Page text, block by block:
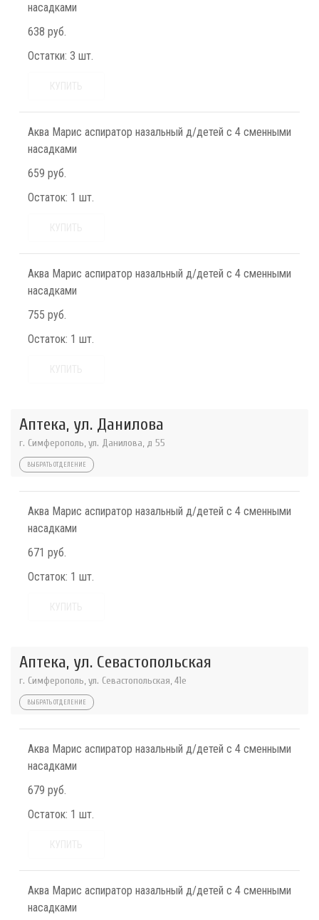
насадками
638 руб.
Остатки: 3 шт.
Аква Марис аспиратор назальный д/детей с 4 сменными
насадками
659 руб.
Остаток: 1 шт.
Аква Марис аспиратор назальный д/детей с 4 сменными
насадками
755 руб.
Остаток: 1 шт.
Аптека, ул. Данилова
г. Симферополь, ул. Данилова, д 55
ВЫБРАТЬ ОТДЕЛЕНИЕ
Аква Марис аспиратор назальный д/детей с 4 сменными
насадками
671 руб.
Остаток: 1 шт.
Аптека, ул. Севастопольская
г. Симферополь, ул. Севастопольская, 41е
ВЫБРАТЬ ОТДЕЛЕНИЕ
Аква Марис аспиратор назальный д/детей с 4 сменными
насадками
679 руб.
Остаток: 1 шт.
Аква Марис аспиратор назальный д/детей с 4 сменными
насадками